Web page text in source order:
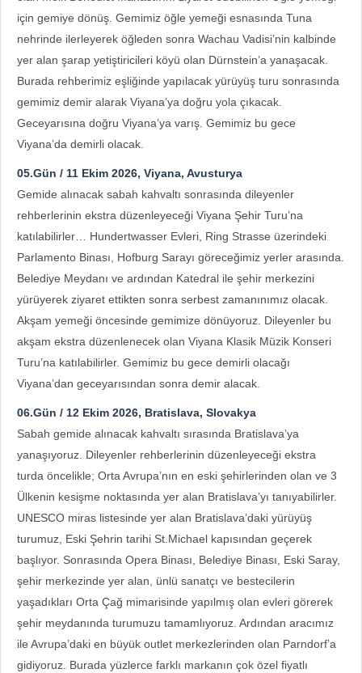
için gemiye dönüş. Gemimiz öğle yemeği esnasında Tuna
nehrinde ilerleyerek öğleden sonra Wachau Vadisi’nin kalbinde
yer alan şarap yetiştiricileri köyü olan Dürnstein’a yanaşacak.
Burada rehberimiz eşliğinde yapılacak yürüyüş turu sonrasında
gemimiz demir alarak Viyana’ya doğru yola çıkacak.
Geceyarısına doğru Viyana’ya varış. Gemimiz bu gece
Viyana’da demirli olacak.
05.Gün / 11 Ekim 2026, Viyana, Avusturya
Gemide alınacak sabah kahvaltı sonrasında dileyenler
rehberlerinin ekstra düzenleyeceği Viyana Şehir Turu’na
katılabilirler… Hundertwasser Evleri, Ring Strasse üzerindeki
Parlamento Binası, Hofburg Sarayı göreceğimiz yerler arasında.
Belediye Meydanı ve ardından Katedral ile şehir merkezini
yürüyerek ziyaret ettikten sonra serbest zamanınımız olacak.
Akşam yemeği öncesinde gemimize dönüyoruz. Dileyenler bu
akşam ekstra düzenlenecek olan Viyana Klasik Müzik Konseri
Turu’na katılabilirler. Gemimiz bu gece demirli olacağı
Viyana’dan geceyarısından sonra demir alacak.
06.Gün / 12 Ekim 2026, Bratislava, Slovakya
Sabah gemide alınacak kahvaltı sırasında Bratislava’ya
yanaşıyoruz. Dileyenler rehberlerinin düzenleyeceği ekstra
turda öncelikle; Orta Avrupa’nın en eski şehirlerinden olan ve 3
Ülkenin kesişme noktasında yer alan Bratislava’yı tanıyabilirler.
UNESCO miras listesinde yer alan Bratislava’daki yürüyüş
turumuz, Eski Şehrin tarihi St.Michael kapısından geçerek
başlıyor. Sonrasında Opera Binası, Belediye Binası, Eski Saray,
şehir merkezinde yer alan, ünlü sanatçı ve bestecilerin
yaşadıkları Orta Çağ mimarisinde yapılmış olan evleri görerek
şehir meydanında turumuzu tamamlıyoruz. Ardından aracımız
ile Avrupa’daki en büyük outlet merkezlerinden olan Parndorf’a
gidiyoruz. Burada yüzlerce farklı markanın çok özel fiyatlı